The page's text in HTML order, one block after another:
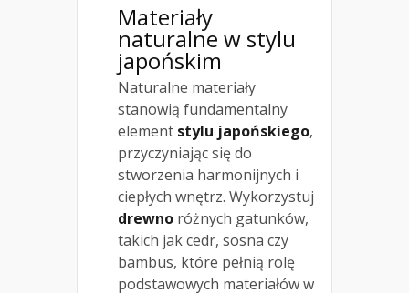
Materiały
naturalne w stylu
japońskim
Naturalne materiały
stanowią fundamentalny
element stylu japońskiego,
przyczyniając się do
stworzenia harmonijnych i
ciepłych wnętrz. Wykorzystuj
drewno różnych gatunków,
takich jak cedr, sosna czy
bambus, które pełnią rolę
podstawowych materiałów w